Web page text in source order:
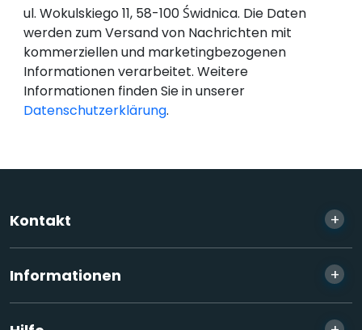
ul. Wokulskiego 11, 58-100 Świdnica. Die Daten
werden zum Versand von Nachrichten mit
kommerziellen und marketingbezogenen
Informationen verarbeitet. Weitere
Informationen finden Sie in unserer
Datenschutzerklärung.
Kontakt +
Informationen +